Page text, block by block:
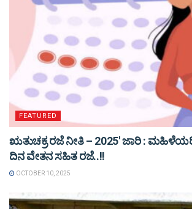
FEATURED
ಋತುಚಕ್ರ ರಜೆ ನೀತಿ – 2025′ ಜಾರಿ :
ದಿನ ವೇತನ ಸಹಿತ ರಜೆ..!!
OCTOBER 10, 2025